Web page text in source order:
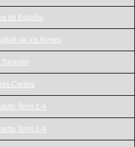
de España
de los Reyes
Cantos
Term 1-4
Term 1-4